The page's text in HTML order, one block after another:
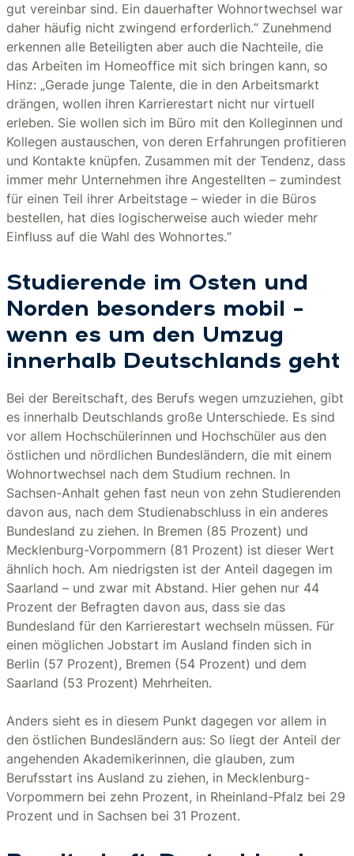
gut vereinbar sind. Ein dauerhafter Wohnortwechsel war
daher häufig nicht zwingend erforderlich.“ Zunehmend
erkennen alle Beteiligten aber auch die Nachteile, die
das Arbeiten im Homeoffice mit sich bringen kann, so
Hinz: „Gerade junge Talente, die in den Arbeitsmarkt
drängen, wollen ihren Karrierestart nicht nur virtuell
erleben. Sie wollen sich im Büro mit den Kolleginnen und
Kollegen austauschen, von deren Erfahrungen profitieren
und Kontakte knüpfen. Zusammen mit der Tendenz, dass
immer mehr Unternehmen ihre Angestellten – zumindest
für einen Teil ihrer Arbeitstage – wieder in die Büros
bestellen, hat dies logischerweise auch wieder mehr
Einfluss auf die Wahl des Wohnortes.“
Studierende im Osten und
Norden besonders mobil –
wenn es um den Umzug
innerhalb Deutschlands geht
Bei der Bereitschaft, des Berufs wegen umzuziehen, gibt
es innerhalb Deutschlands große Unterschiede. Es sind
vor allem Hochschülerinnen und Hochschüler aus den
östlichen und nördlichen Bundesländern, die mit einem
Wohnortwechsel nach dem Studium rechnen. In
Sachsen-Anhalt gehen fast neun von zehn Studierenden
davon aus, nach dem Studienabschluss in ein anderes
Bundesland zu ziehen. In Bremen (85 Prozent) und
Mecklenburg-Vorpommern (81 Prozent) ist dieser Wert
ähnlich hoch. Am niedrigsten ist der Anteil dagegen im
Saarland – und zwar mit Abstand. Hier gehen nur 44
Prozent der Befragten davon aus, dass sie das
Bundesland für den Karrierestart wechseln müssen. Für
einen möglichen Jobstart im Ausland finden sich in
Berlin (57 Prozent), Bremen (54 Prozent) und dem
Saarland (53 Prozent) Mehrheiten.
Anders sieht es in diesem Punkt dagegen vor allem in
den östlichen Bundesländern aus: So liegt der Anteil der
angehenden Akademikerinnen, die glauben, zum
Berufsstart ins Ausland zu ziehen, in Mecklenburg-
Vorpommern bei zehn Prozent, in Rheinland-Pfalz bei 29
Prozent und in Sachsen bei 31 Prozent.